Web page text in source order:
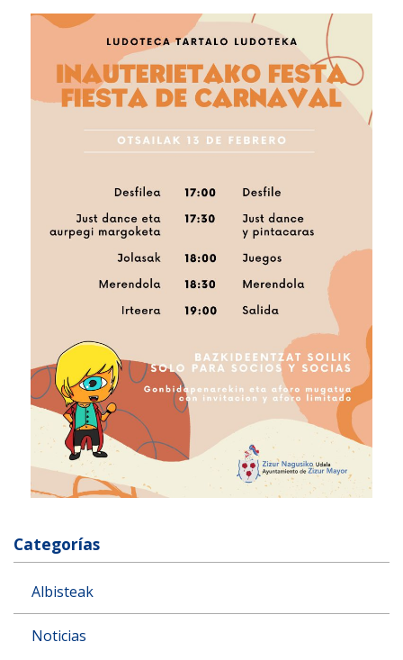
Categorías
Albisteak
Noticias